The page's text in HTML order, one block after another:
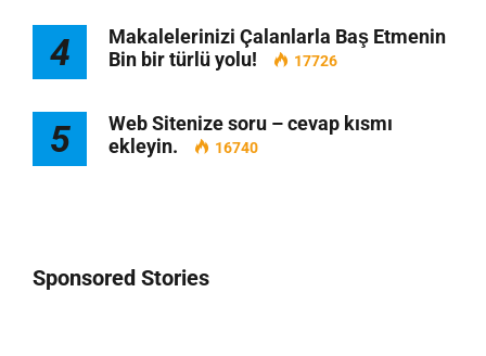
4
Makalelerinizi Çalanlarla Baş Etmenin
Bin bir türlü yolu!
17726
5
Web Sitenize soru – cevap kısmı
ekleyin.
16740
Sponsored Stories